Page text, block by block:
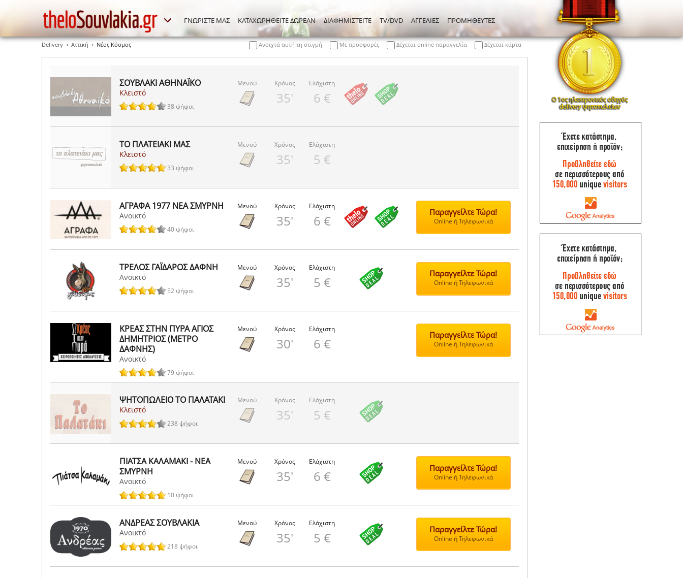
ΓΝΩΡΙΣΤΕ ΜΑΣ ΚΑΤΑΧΩΡΗΘΕΙΤΕ ΔΩΡΕΑΝ ΔΙΑΦΗΜΙΣΤΕΙΤΕ TV/DVD ΑΓΓΕΛΙΕΣ ΠΡΟΜΗΘΕΥΤΕΣ
Delivery Αττική Νέος Κόσμος Ανοιχτά αυτή τη στιγμή Με προσφορές Δέχεται online παραγγελία Δέχεται κάρτα
ΣΟΥΒΛΑΚΙ ΑΘΗΝΑΪΚΟ
Κλειστό
38 ψήφοι
Μενού Χρόνος
35'
Ελάχιστη
6 €
ΤΟ ΠΛΑΤΕΙΑΚΙ ΜΑΣ
Κλειστό
33 ψήφοι
Μενού Χρόνος
35'
Ελάχιστη
5 €
ΑΓΡΑΦΑ 1977 ΝΕΑ ΣΜΥΡΝΗ
Ανοικτό
40 ψήφοι
Μενού Χρόνος
35'
Ελάχιστη
6 €
Παραγγείλτε Τώρα!
Online ή Τηλεφωνικά
ΤΡΕΛΟΣ ΓΑΪΔΑΡΟΣ ΔΑΦΝΗ
Ανοικτό
52 ψήφοι
Μενού Χρόνος
35'
Ελάχιστη
5 €
Παραγγείλτε Τώρα!
Online ή Τηλεφωνικά
ΚΡΕΑΣ ΣΤΗΝ ΠΥΡΑ ΑΓΙΟΣ
ΔΗΜΗΤΡΙΟΣ (ΜΕΤΡΟ
ΔΑΦΝΗΣ)
Ανοικτό
79 ψήφοι
Μενού Χρόνος
30'
Ελάχιστη
6 €
Παραγγείλτε Τώρα!
Online ή Τηλεφωνικά
ΨΗΤΟΠΩΛΕΙΟ ΤΟ ΠΑΛΑΤΑΚΙ
Κλειστό
238 ψήφοι
Μενού Χρόνος
35'
Ελάχιστη
5 €
ΠΙΑΤΣΑ ΚΑΛΑΜΑΚΙ - ΝΕΑ
ΣΜΥΡΝΗ
Ανοικτό
10 ψήφοι
Μενού Χρόνος
35'
Ελάχιστη
6 €
Παραγγείλτε Τώρα!
Online ή Τηλεφωνικά
ΑΝΔΡΕΑΣ ΣΟΥΒΛΑΚΙΑ
Ανοικτό
218 ψήφοι
Μενού Χρόνος
35'
Ελάχιστη
5 €
Παραγγείλτε Τώρα!
Online ή Τηλεφωνικά